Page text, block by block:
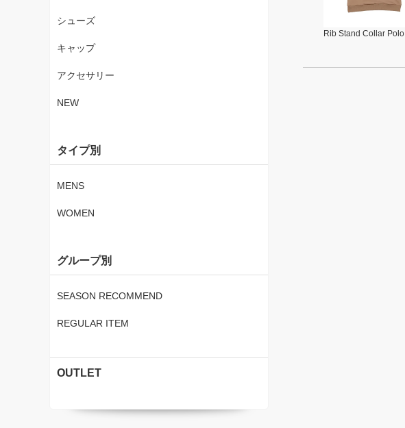
Rib Stand Collar Polo
シューズ
キャップ
アクセサリー
NEW
タイプ別
MENS
WOMEN
グループ別
SEASON RECOMMEND
REGULAR ITEM
OUTLET